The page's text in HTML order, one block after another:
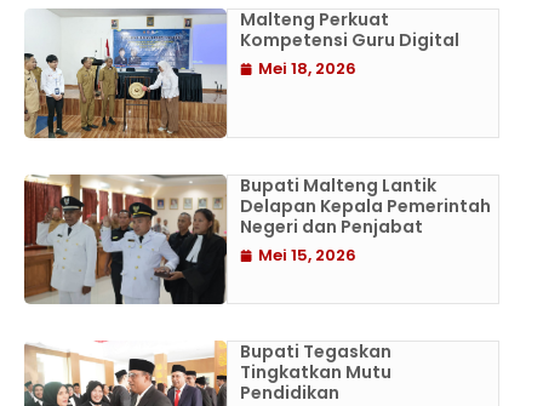
Malteng Perkuat
Kompetensi Guru Digital
Mei 18, 2026
Bupati Malteng Lantik
Delapan Kepala Pemerintah
Negeri dan Penjabat
Mei 15, 2026
Bupati Tegaskan
Tingkatkan Mutu
Pendidikan